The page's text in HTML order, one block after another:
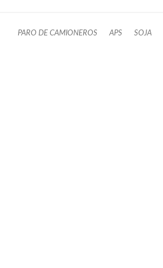
PARO DE CAMIONEROS APS SOJA